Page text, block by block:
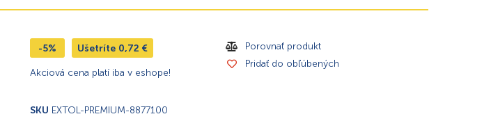
-5% Ušetríte 0,72 €
Akciová cena platí iba v eshope!
SKU EXTOL-PREMIUM-8877100
Porovnať produkt
Pridať do obľúbených